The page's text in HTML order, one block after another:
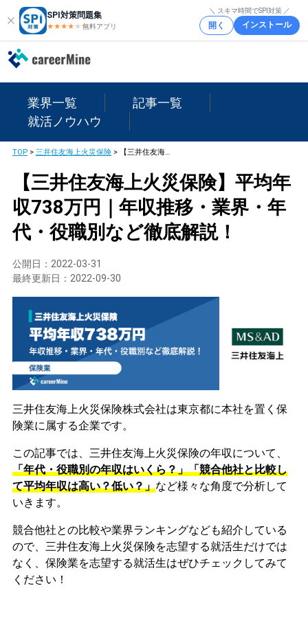
SPI対策問題集
★★★★ ★★
無料アプリ
＼ スキマ時間でSPI対策 ／
開く インストール
業界一覧
記事一覧
就活ノウハウ
TOP> 三井住友海上火災保険> 【三井住友海上火災保険】平均年収738万円｜年収推移・業界・年代・役職別など徹底解説！
【三井住友海上火災保険】平均年
収738万円｜年収推移・業界・年
代・役職別など徹底解説！
公開日： 2022-03-31
最終更新日： 2022-09-30
三井住友海上火災保険株式会社は東京都に本社を置く保
険業に属する企業です。
この記事では、三井住友海上火災保険の年収について、
「年代・役職別の年収はいくら？」「競合他社と比較し
て平均年収は高い？低い？」など様々な角度で分析して
いきます。
競合他社との比較や業界ランキングなども紹介している
ので、三井住友海上火災保険を志望する就活生だけでは
なく、保険業を志望する就活生はぜひチェックしてみて
ください！